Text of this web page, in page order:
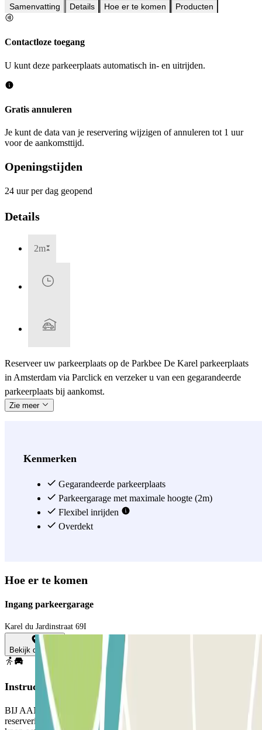
Samenvatting Details Hoe er te komen Producten
Contactloze toegang
U kunt deze parkeerplaats automatisch in- en uitrijden.
Gratis annuleren
Je kunt de data van je reservering wijzigen of annuleren tot 1 uur
voor de aankomsttijd.
Openingstijden
24 uur per dag geopend
Details
2m
Reserveer uw parkeerplaats op de Parkbee De Karel parkeerplaats
in Amsterdam via Parclick en verzeker u van een gegarandeerde
parkeerplaats bij aankomst.
Zie meer
Kenmerken
Gegarandeerde parkeerplaats
Parkeergarage met maximale hoogte (2m)
Flexibel inrijden
Overdekt
Hoe er te komen
Ingang parkeergarage
Karel du Jardinstraat 69I
Bekijk de kaart
Instructies
BIJ AANKOMST: Gebruik via de app of via de link in uw
reservering de knop om de ingang te openen. Zorg er voordat u de